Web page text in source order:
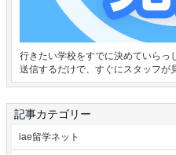
行きたい学校をすでに決めていらっ
送信するだけで、すぐにスタッフが
記事カテゴリー
iae留学ネット